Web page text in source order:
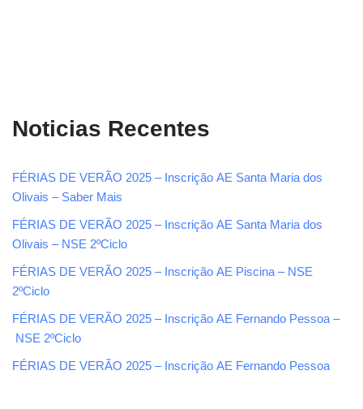
Noticias Recentes
FÉRIAS DE VERÃO 2025 – Inscrição AE Santa Maria dos
Olivais – Saber Mais
FÉRIAS DE VERÃO 2025 – Inscrição AE Santa Maria dos
Olivais – NSE 2ºCiclo
FÉRIAS DE VERÃO 2025 – Inscrição AE Piscina – NSE
2ºCiclo
FÉRIAS DE VERÃO 2025 – Inscrição AE Fernando Pessoa –
NSE 2ºCiclo
FÉRIAS DE VERÃO 2025 – Inscrição AE Fernando Pessoa